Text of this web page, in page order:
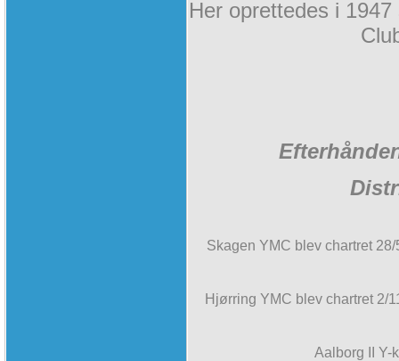
Her oprettedes i 1947
Skagen YMC blev chartret
Hjørring YMC blev chartret 2/
Aalborg II Y-